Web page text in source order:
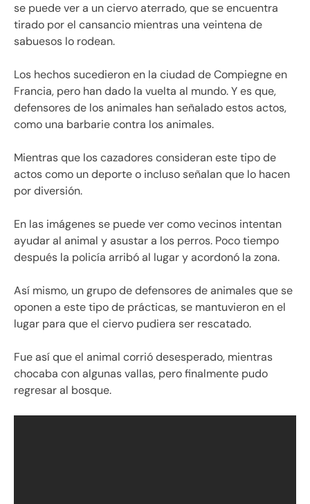
se puede ver a un ciervo aterrado, que se encuentra
tirado por el cansancio mientras una veintena de
sabuesos lo rodean.
Los hechos sucedieron en la ciudad de Compiegne en
Francia, pero han dado la vuelta al mundo. Y es que,
defensores de los animales han señalado estos actos,
como una barbarie contra los animales.
Mientras que los cazadores consideran este tipo de
actos como un deporte o incluso señalan que lo hacen
por diversión.
En las imágenes se puede ver como vecinos intentan
ayudar al animal y asustar a los perros. Poco tiempo
después la policía arribó al lugar y acordonó la zona.
Así mismo, un grupo de defensores de animales que se
oponen a este tipo de prácticas, se mantuvieron en el
lugar para que el ciervo pudiera ser rescatado.
Fue así que el animal corrió desesperado, mientras
chocaba con algunas vallas, pero finalmente pudo
regresar al bosque.